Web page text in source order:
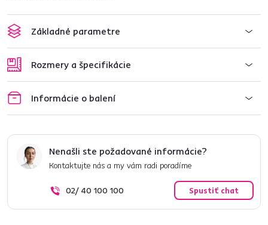
Základné parametre
Rozmery a špecifikácie
Informácie o balení
Nenašli ste požadované informácie?
Kontaktujte nás a my vám radi poradíme
02/ 40 100 100 Spustiť chat